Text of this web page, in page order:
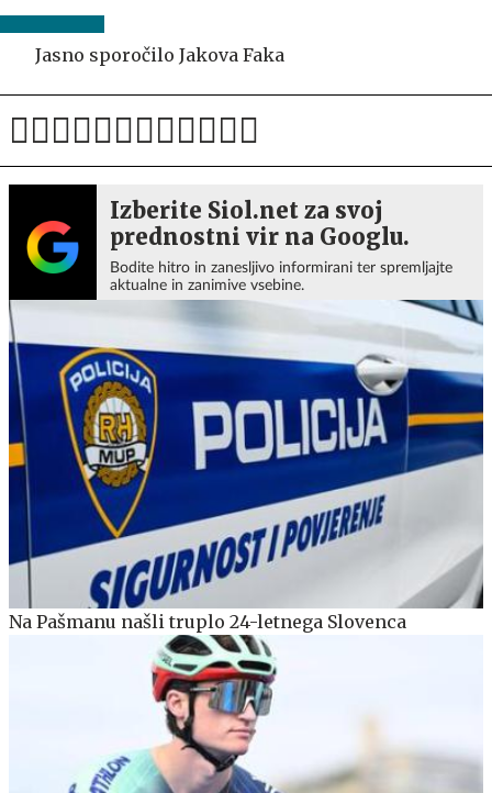
Jasno sporočilo Jakova Faka
Izberite Siol.net za svoj
prednostni vir na Googlu.
Bodite hitro in zanesljivo informirani ter spremljajte
aktualne in zanimive vsebine.
Na Pašmanu našli truplo 24-letnega Slovenca